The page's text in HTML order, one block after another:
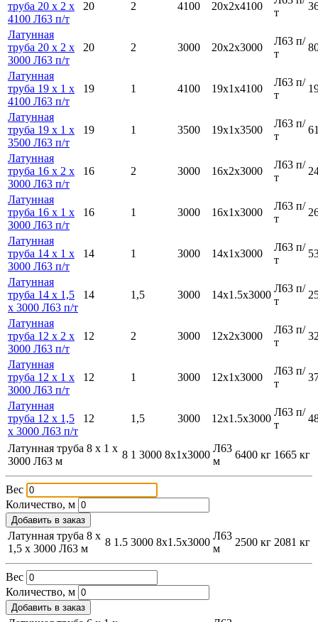
труба 20 х 2 х
4100 Л63 п/т
20 2 4100 20х2х4100
т
Латунная
труба 20 х 2 х
3000 Л63 п/т
20 2 3000 20х2х3000
Л63 п/
т
Латунная
труба 19 х 1 х
4100 Л63 п/т
19 1 4100 19х1х4100
Л63 п/
т
Латунная
труба 19 х 1 х
3500 Л63 п/т
19 1 3500 19х1х3500
Л63 п/
т
Латунная
труба 16 х 2 х
3000 Л63 п/т
16 2 3000 16х2х3000
Л63 п/
т
Латунная
труба 16 х 1 х
3000 Л63 п/т
16 1 3000 16х1х3000
Л63 п/
т
Латунная
труба 14 х 1 х
3000 Л63 п/т
14 1 3000 14х1х3000
Л63 п/
т
Латунная
труба 14 х 1,5
х 3000 Л63 п/т
14 1,5 3000 14х1.5х3000
Л63 п/
т
Латунная
труба 12 х 2 х
3000 Л63 п/т
12 2 3000 12х2х3000
Л63 п/
т
Латунная
труба 12 х 1 х
3000 Л63 п/т
12 1 3000 12х1х3000
Л63 п/
т
Латунная
труба 12 х 1,5
х 3000 Л63 п/т
12 1,5 3000 12х1.5х3000
Л63 п/
т
Латунная труба 8 х 1 х
3000 Л63 м
8 1 3000 8х1х3000
Л63
м
6400 кг 1665 кг
Вес
Количество, м
Добавить в заказ
Латунная труба 8 х
1,5 х 3000 Л63 м
8 1.5 3000 8х1.5х3000
Л63
м
2500 кг 2081 кг
Вес
Количество, м
Добавить в заказ